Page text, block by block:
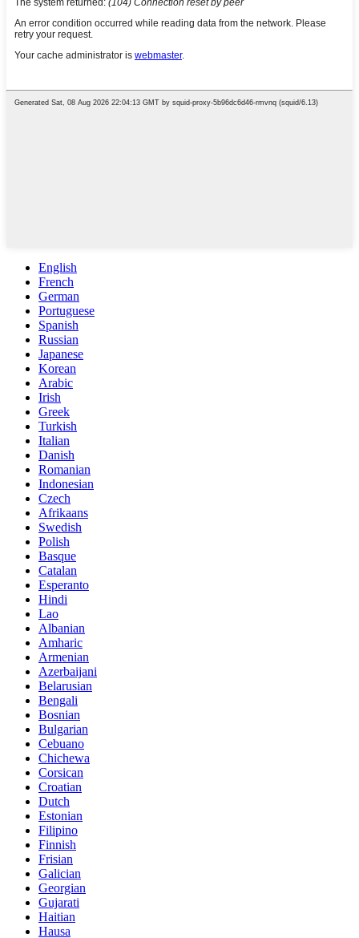
English
French
German
Portuguese
Spanish
Russian
Japanese
Korean
Arabic
Irish
Greek
Turkish
Italian
Danish
Romanian
Indonesian
Czech
Afrikaans
Swedish
Polish
Basque
Catalan
Esperanto
Hindi
Lao
Albanian
Amharic
Armenian
Azerbaijani
Belarusian
Bengali
Bosnian
Bulgarian
Cebuano
Chichewa
Corsican
Croatian
Dutch
Estonian
Filipino
Finnish
Frisian
Galician
Georgian
Gujarati
Haitian
Hausa